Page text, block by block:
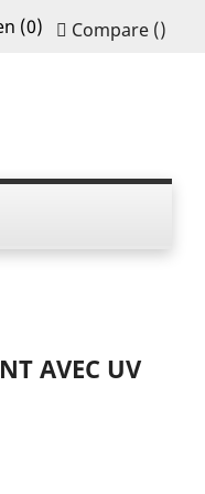
(0) Compare ()
AVEC UV